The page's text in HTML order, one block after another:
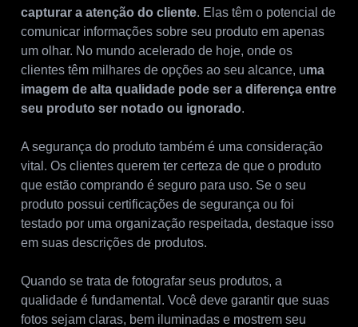
capturar a atenção do cliente. Elas têm o potencial de
comunicar informações sobre seu produto em apenas
um olhar. No mundo acelerado de hoje, onde os
clientes têm milhares de opções ao seu alcance, uma
imagem de alta qualidade pode ser a diferença entre
seu produto ser notado ou ignorado.
A segurança do produto também é uma consideração
vital. Os clientes querem ter certeza de que o produto
que estão comprando é seguro para uso. Se o seu
produto possui certificações de segurança ou foi
testado por uma organização respeitada, destaque isso
em suas descrições de produtos.
Quando se trata de fotografar seus produtos, a
qualidade é fundamental. Você deve garantir que suas
fotos sejam claras, bem iluminadas e mostrem seu